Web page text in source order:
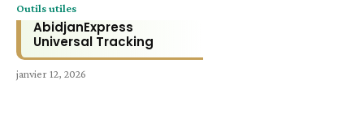
Outils utiles
AbidjanExpress
Universal Tracking
janvier 12, 2026